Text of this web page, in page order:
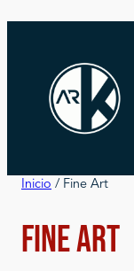
Inicio / Fine Art
Fine Art